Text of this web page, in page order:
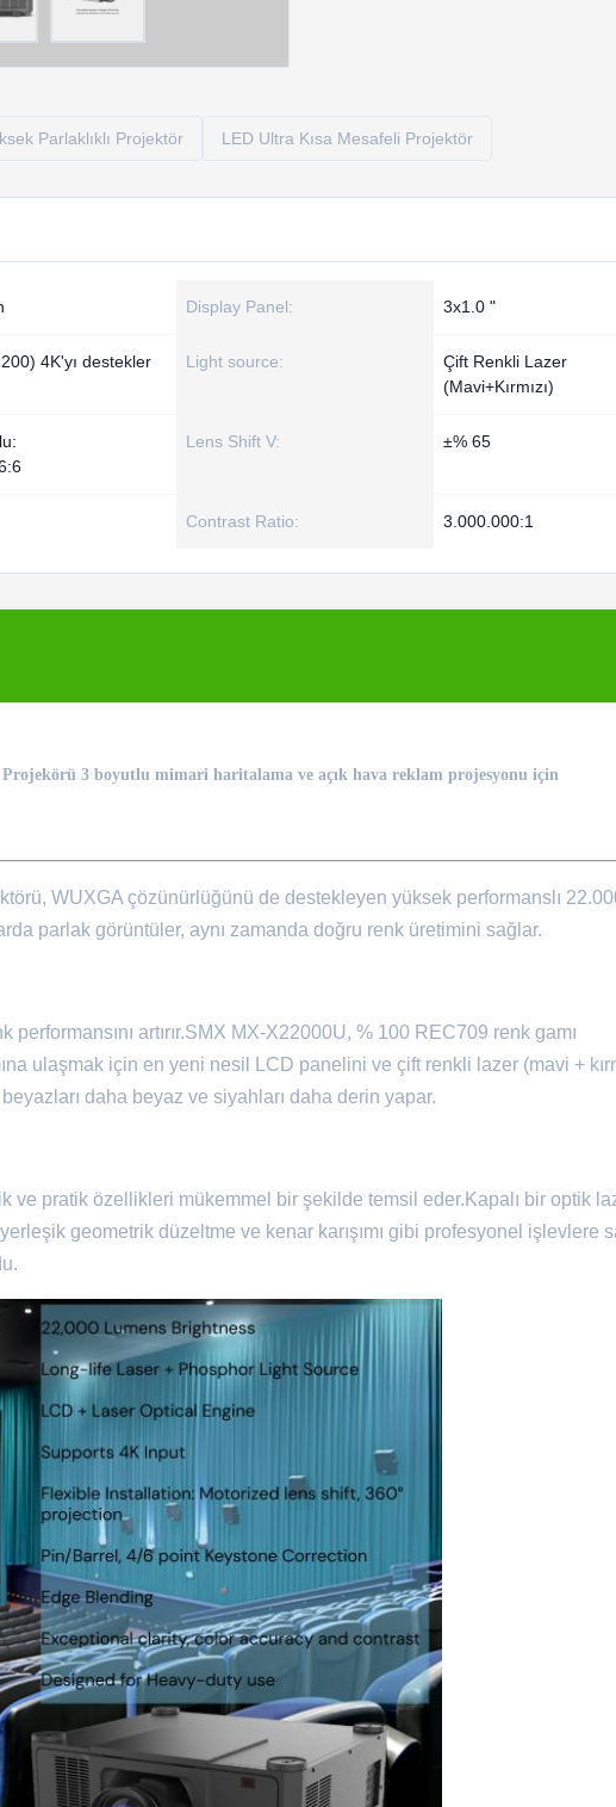
Parlaklıklı Projektör LED Ultra Kısa Mesafeli Projektör
Display Panel: 3x1.0 "
4K'yı destekler Light source:
Çift Renkli Lazer
(Mavi+Kırmızı)
Lens Shift V: ±% 65
Contrast Ratio: 3.000.000:1
3 boyutlu mimari haritalama ve açık hava reklam projesyonu için
WUXGA çözünürlüğünü de destekleyen yüksek performanslı
parlak görüntüler, aynı zamanda doğru renk üretimini sağlar.
artırır.SMX MX-X22000U, % 100 REC709 renk gamı
ulaşmak için en yeni nesil LCD panelini ve çift renkli lazer (mavi +
daha beyaz ve siyahları daha derin yapar.
ve pratik özellikleri mükemmel bir şekilde temsil eder.Kapalı bir optik
geometrik düzeltme ve kenar karışımı gibi profesyonel işlevlere